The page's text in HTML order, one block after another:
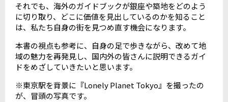
それでも、海外のガイドブックが銀座や築地をどのよう
に切り取り、どこに価値を見出しているのかを知ること
は、私たち自身の街を見つめ直す機会になります。
本書の視点も参考に、自身の足で歩きながら、改めて地
域の魅力を再発見し、国内外の皆さんに説明できるガイ
ドをめざしていきたいと思います。
※東京駅を背景に『Lonely Planet Tokyo』を撮ったの
が、冒頭の写真です。